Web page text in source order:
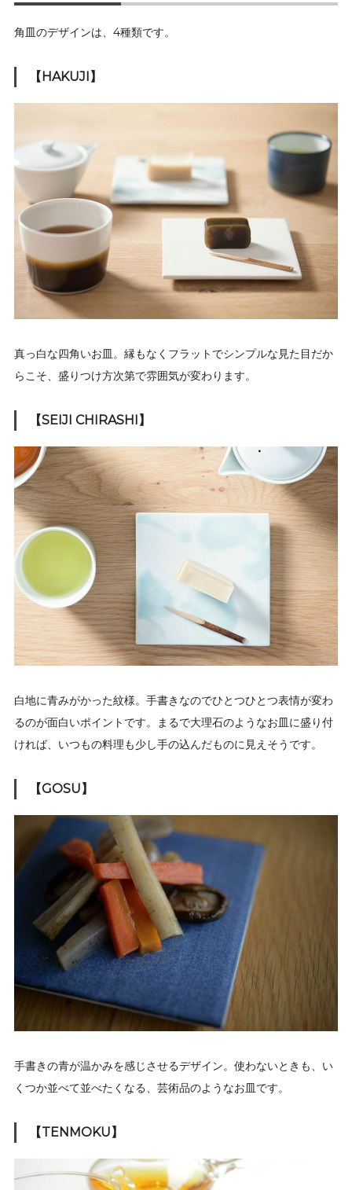
角皿のデザインは、4種類です。
【HAKUJI】
真っ白な四角いお皿。縁もなくフラットでシンプルな見た目だか
らこそ、盛りつけ方次第で雰囲気が変わります。
【SEIJI CHIRASHI】
白地に青みがかった紋様。手書きなのでひとつひとつ表情が変わ
るのが面白いポイントです。まるで大理石のようなお皿に盛り付
ければ、いつもの料理も少し手の込んだものに見えそうです。
【GOSU】
手書きの青が温かみを感じさせるデザイン。使わないときも、い
くつか並べて並べたくなる、芸術品のようなお皿です。
【TENMOKU】